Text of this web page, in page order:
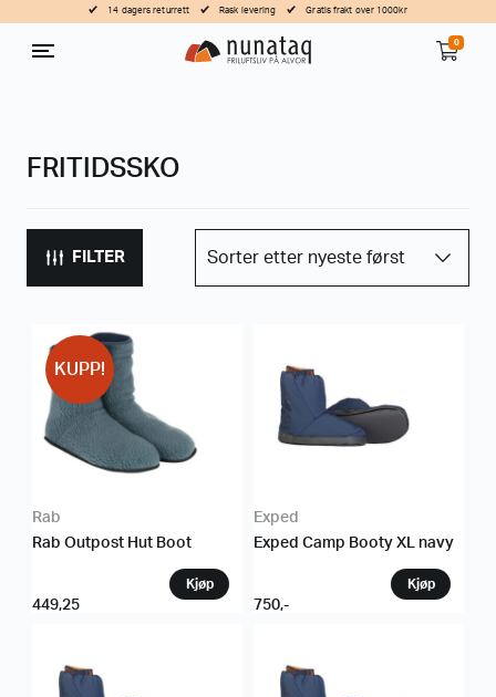
14 dagers returrett Rask levering Gratis frakt over 1000kr
0
FRITIDSSKO
FILTER
KUPP!
Rab
Rab Outpost Hut Boot
449,25
Exped
Exped Camp Booty XL navy
750,-